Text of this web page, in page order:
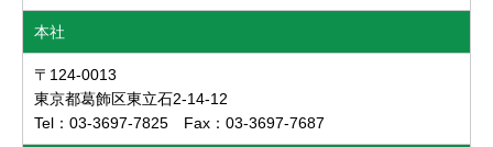
本社
〒124-0013
東京都葛飾区東立石2-14-12
Tel：03-3697-7825 Fax：03-3697-7687